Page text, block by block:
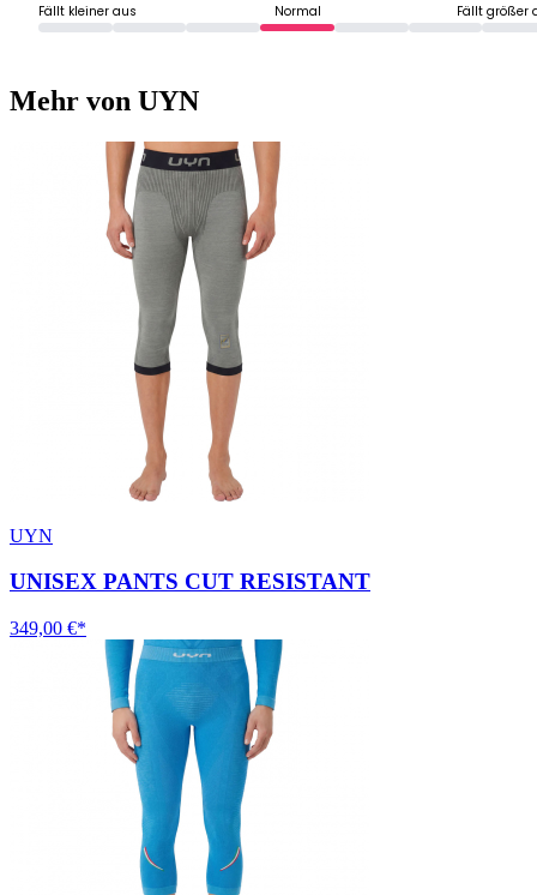
Fällt kleiner aus Normal Fällt größer
Mehr von UYN
UYN
UNISEX PANTS CUT RESISTANT
349,00 €*